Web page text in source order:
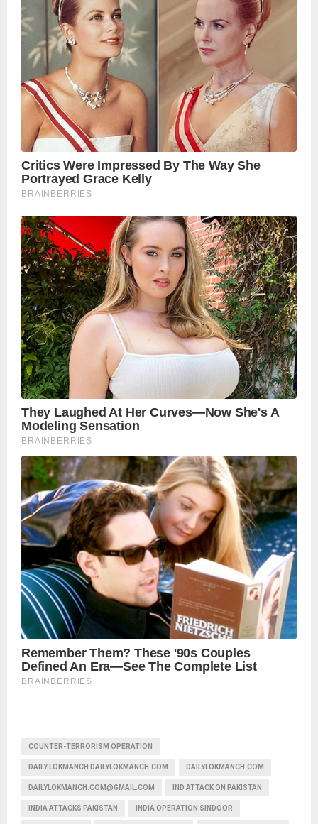
COUNTER-TERRORISM OPERATION
DAILY LOKMANCH DAILYLOKMANCH.COM DAILYLOKMANCH.COM
DAILYLOKMANCH.COM@GMAIL.COM IND ATTACK ON PAKISTAN
INDIA ATTACKS PAKISTAN INDIA OPERATION SINDOOR